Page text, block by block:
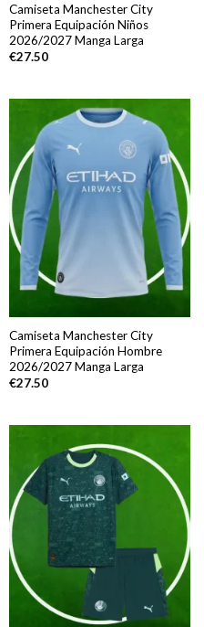
Camiseta Manchester City
Primera Equipación Niños
2026/2027 Manga Larga
€27.50
Camiseta Manchester City
Primera Equipación Hombre
2026/2027 Manga Larga
€27.50